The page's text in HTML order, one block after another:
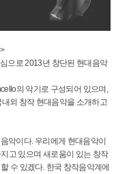
으로 2013년 창단된 현대음악
의 악기로 구성되어 있으며,
외 창작 현대음악을 소개하고
악이다. 우리에게 현대음악이
고 있으며 새로움이 있는 창작
수 있겠다. 한국 창작음악계에